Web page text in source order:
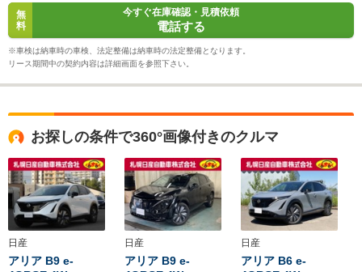
無
料
今すぐ在庫確認・見積依頼
電話する
※車検は納車時の車検、法定整備は納車時の法定整備となります。
リース期間中の契約内容は詳細画面を参照下さい。
お探しの条件で360°画像付きのクルマ
日産
アリア B9 e-
日産
アリア B9 e-
日産
アリア B6 e-